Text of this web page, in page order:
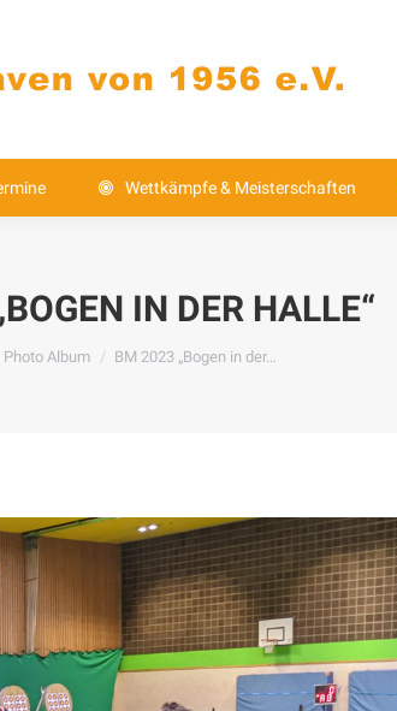
Wettkämpfe & Meisterschaften
IN DER HALLE“
Photo Album BM 2023 „Bogen in der…
Kontakt